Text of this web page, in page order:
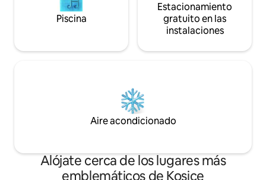
Piscina
Estacionamiento
gratuito en las
instalaciones
Aire acondicionado
Alójate cerca de los lugares más
emblemáticos de Kosice